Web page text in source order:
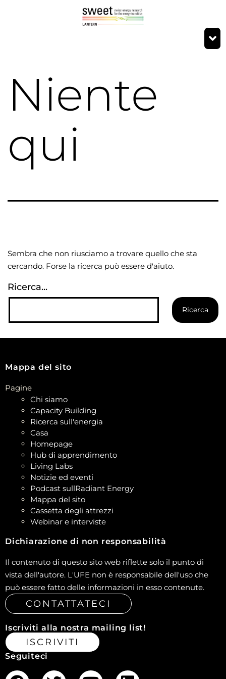
Niente
qui
Sembra che non riusciamo a trovare quello che sta
cercando. Forse la ricerca può essere d'aiuto.
Ricerca...
Mappa del sito
Pagine
Chi siamo
Capacity Building
Ricerca sull'energia
Casa
Homepage
Hub di apprendimento
Living Labs
Notizie ed eventi
Podcast sullRadiant Energy
Mappa del sito
Cassetta degli attrezzi
Webinar e interviste
Dichiarazione di non responsabilità
Il contenuto di questo sito web riflette solo il punto di
vista dell'autore. L'UFE non è responsabile dell'uso che
può essere fatto delle informazioni in esso contenute.
CONTATTATECI
Iscriviti alla nostra mailing list!
ISCRIVITI
Seguiteci